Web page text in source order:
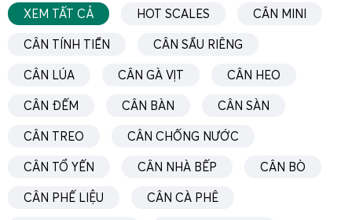
XEM TẤT CẢ HOT SCALES CÂN MINI
CÂN TÍNH TIỀN CÂN SẦU RIÊNG
CÂN LÚA CÂN GÀ VỊT CÂN HEO
CÂN ĐẾM CÂN BÀN CÂN SÀN
CÂN TREO CÂN CHỐNG NƯỚC
CÂN TỔ YẾN CÂN NHÀ BẾP CÂN BÒ
CÂN PHẾ LIỆU CÂN CÀ PHÊ